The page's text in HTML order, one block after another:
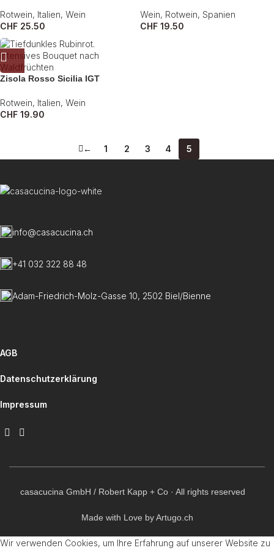
Rotwein, Italien, Wein
CHF 25.50
Wein, Rotwein, Spanien
CHF 19.50
Zisola Rosso Sicilia IGT
Rotwein, Italien, Wein
CHF 19.90
← 1 2 3 4 5
info@casacucina.ch
+41 032 322 88 48
Adam-Friedrich-Molz-Gasse 10, 2502 Biel/Bienne
AGB
Datenschutzerklärung
Impressum
casacucina GmbH / Robert Kapp + Co · All rights reserved
Made with Love by Artugo.ch
Wir verwenden Cookies, um Ihre Erfahrung auf unserer Website zu